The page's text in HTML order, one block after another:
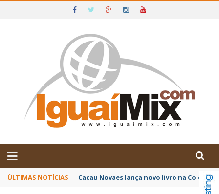
IGUAÍ E SUDOESTE DA BAHIA
ÚLTIMAS NOTÍCIAS Poetas baianos representam o Brasil no